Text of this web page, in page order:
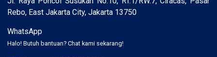
Rebo, East Jakarta City, Jakarta 13750
WhatsApp
Halo! Butuh bantuan? Chat kami sekarang!